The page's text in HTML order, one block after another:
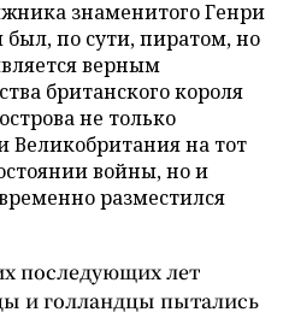
знаменитого Генри
по сути, пиратом, но
верным
британского короля
не только
Великобритания на тот
войны, но и
разместился
последующих лет
и голландцы пытались